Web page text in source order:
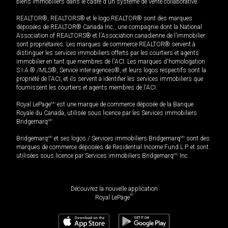
REALTOR®, REALTORS® et le logo REALTOR® sont des marques
déposées de REALTOR® Canada Inc., une compagnie dont la National
Association of REALTORS® et l'Association canadienne de l’immobilier
sont propriétaires. Les marques de commerce REALTOR® servent à
distinguer les services immobiliers offerts par les courtiers et agents
immobilier en tant que membres de l'ACI. Les marques d'homologation
S.I.A.® /MLS®, Service inter-agences®, et leurs logos respectifs sont la
propriété de l'ACI, et ils servent à identifier les services immobiliers que
fournissent les courtiers et agents membres de l'ACI.
Royal LePageMD est une marque de commerce déposée de la Banque
Royale du Canada, utilisée sous licence par les Services immobiliers
BridgemarqMD
BridgemarqMD et ses logos / Services immobiliers BridgemarqMD sont des
marques de commerce déposées de Residential Income Fund L.P. et sont
utilisées sous licence par Services immobiliers BridgemarqMD Inc.
Découvrez la nouvelle application
Royal LePageMD